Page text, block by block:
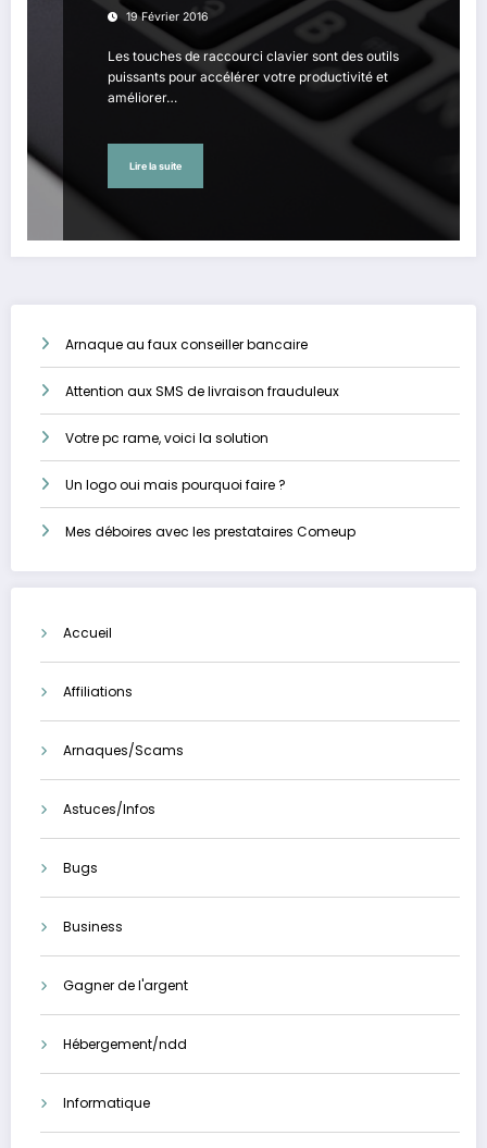
19 Février 2016
Les touches de raccourci clavier sont des outils
puissants pour accélérer votre productivité et
améliorer…
Lire la suite
Arnaque au faux conseiller bancaire
Attention aux SMS de livraison frauduleux
Votre pc rame, voici la solution
Un logo oui mais pourquoi faire ?
Mes déboires avec les prestataires Comeup
Accueil
Affiliations
Arnaques/Scams
Astuces/Infos
Bugs
Business
Gagner de l'argent
Hébergement/ndd
Informatique